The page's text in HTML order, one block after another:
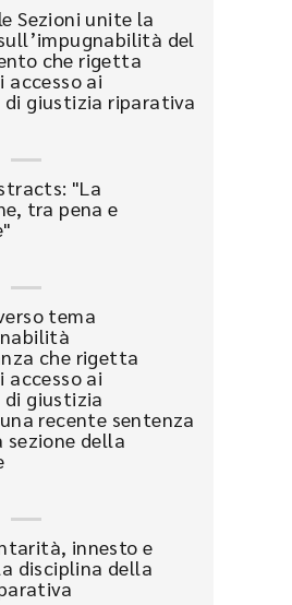
Sezioni unite la
del
che rigetta
accesso ai
di giustizia riparativa
"La
tra pena e
tema
che rigetta
accesso ai
di giustizia
recente sentenza
sezione della
innesto e
disciplina della